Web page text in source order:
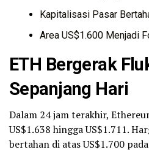
Kapitalisasi Pasar
Area US$1.600 Menjadi
ETH Bergerak
Sepanjang Hari
Dalam 24 jam terakhir,
US$1.638 hingga US$1.711.
bertahan di atas US$1.700